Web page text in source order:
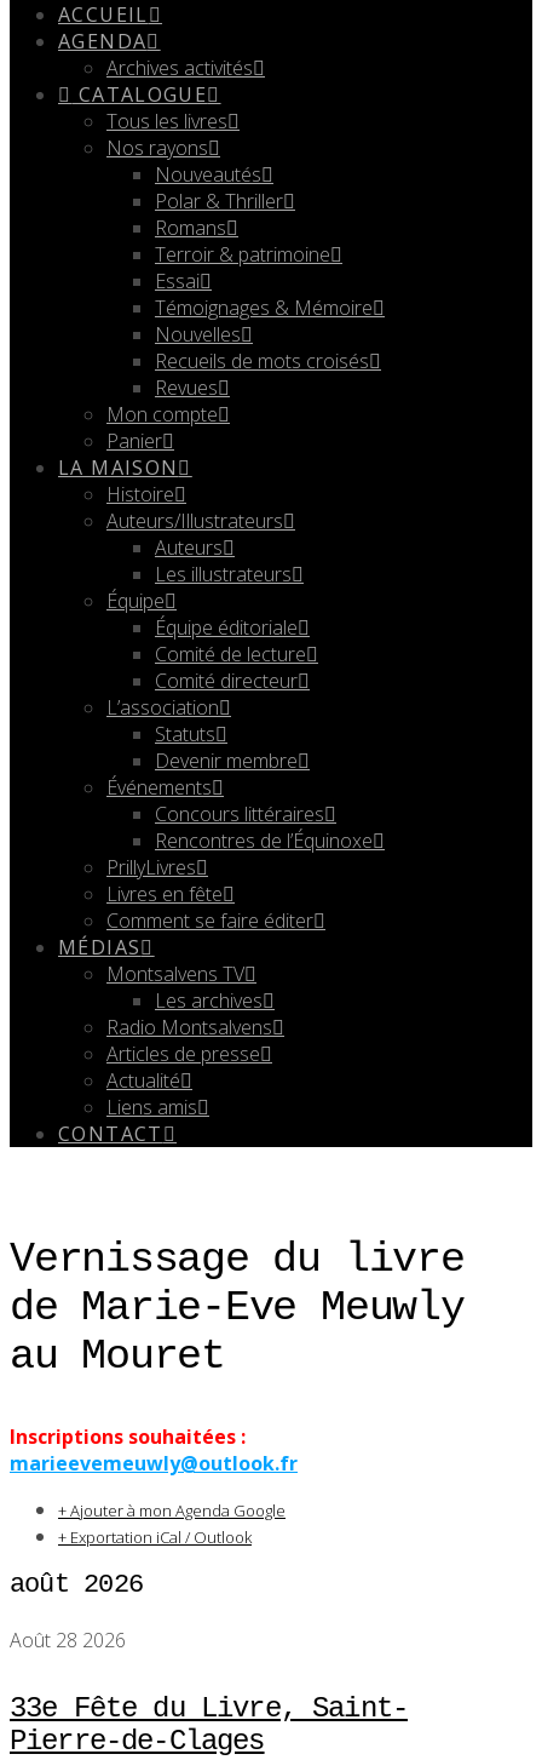
ACCUEIL
AGENDA
Archives activités
CATALOGUE
Tous les livres
Nos rayons
Nouveautés
Polar & Thriller
Romans
Terroir & patrimoine
Essai
Témoignages & Mémoire
Nouvelles
Recueils de mots croisés
Revues
Mon compte
Panier
LA MAISON
Histoire
Auteurs/Illustrateurs
Auteurs
Les illustrateurs
Équipe
Équipe éditoriale
Comité de lecture
Comité directeur
L’association
Statuts
Devenir membre
Événements
Concours littéraires
Rencontres de l’Équinoxe
PrillyLivres
Livres en fête
Comment se faire éditer
MÉDIAS
Montsalvens TV
Les archives
Radio Montsalvens
Articles de presse
Actualité
Liens amis
CONTACT
Vernissage du livre
de Marie-Eve Meuwly
au Mouret
Inscriptions souhaitées :
marieevemeuwly@outlook.fr
+ Ajouter à mon Agenda Google
+ Exportation iCal / Outlook
août 2026
Août 28 2026
33e Fête du Livre, Saint-
Pierre-de-Clages